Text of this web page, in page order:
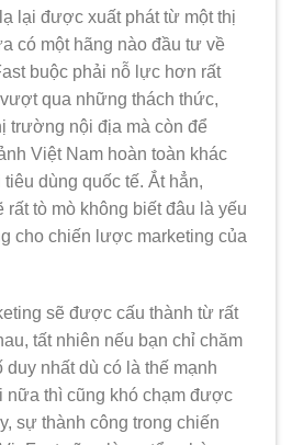
lại được xuất phát từ một thị
có một hãng nào đầu tư về
buộc phải nỗ lực hơn rất
qua những thách thức,
trường nội địa mà còn để
Việt Nam hoàn toàn khác
dùng quốc tế. Ắt hẳn,
rất tò mò không biết đâu là yếu
cho chiến lược marketing của
sẽ được cấu thành từ rất
tất nhiên nếu bạn chỉ chăm
duy nhất dù có là thế mạnh
nữa thì cũng khó chạm được
sự thành công trong chiến